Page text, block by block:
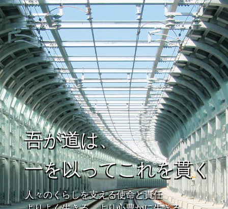
吹田の建設会社といえば
田中組
吹田にある建設会社,田中組は吹田を中心に軌道工事、水道工
事、建築・土木工事に携わっています。 吹田にある建設会社,
田中組は吹田を中心に軌道工事、水道工事、建築・土木工事に
携わっています。 大阪の公共インフラを支える田中組は、大
阪府吹田市に本社を構える建設会社。特に阪急、阪神などの民
間鉄道のメンテナンスを行なっています。
吾が道は、
一を以ってこれを貫く
人々のくらしを支える使命と責任